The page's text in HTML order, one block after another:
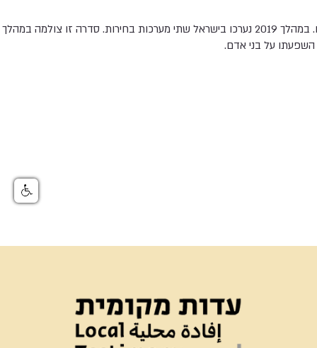
ראש הממשלה בנימין נתניהו. במהלך 2019 נערכו בישראל שתי מערכות בחירות. סדרה
השפעתו על בני אדם.